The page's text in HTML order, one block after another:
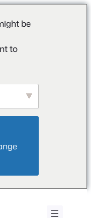
be
to